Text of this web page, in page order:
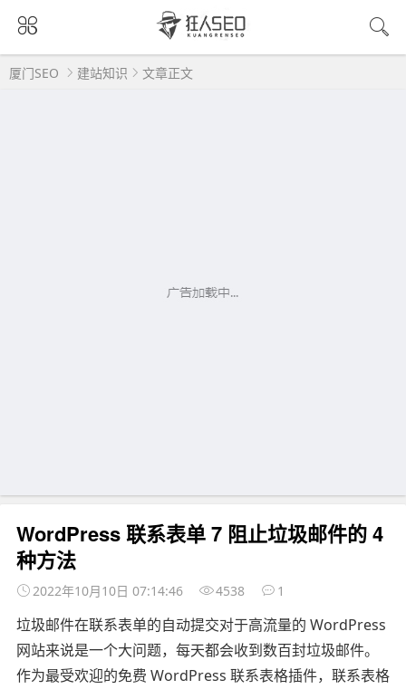
厦门SEO 建站知识 文章正文
WordPress 联系表单 7 阻止垃圾邮件的 4
种方法
2022年10月10日 07:14:46 4538 1
垃圾邮件在联系表单的自动提交对于高流量的 WordPress
网站来说是一个大问题，每天都会收到数百封垃圾邮件。
作为最受欢迎的免费 WordPress 联系表格插件，联系表格